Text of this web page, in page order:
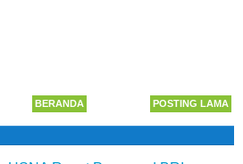
POSTING LAMA
BERANDA